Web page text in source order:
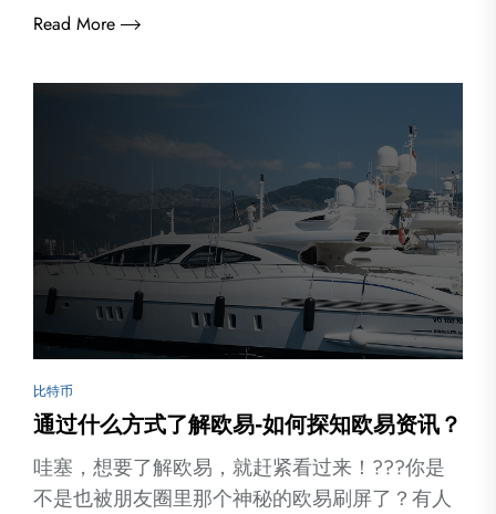
Read More
比特币
通过什么方式了解欧易-如何探知欧易资讯？
哇塞，想要了解欧易，就赶紧看过来！???你是
不是也被朋友圈里那个神秘的欧易刷屏了？有人